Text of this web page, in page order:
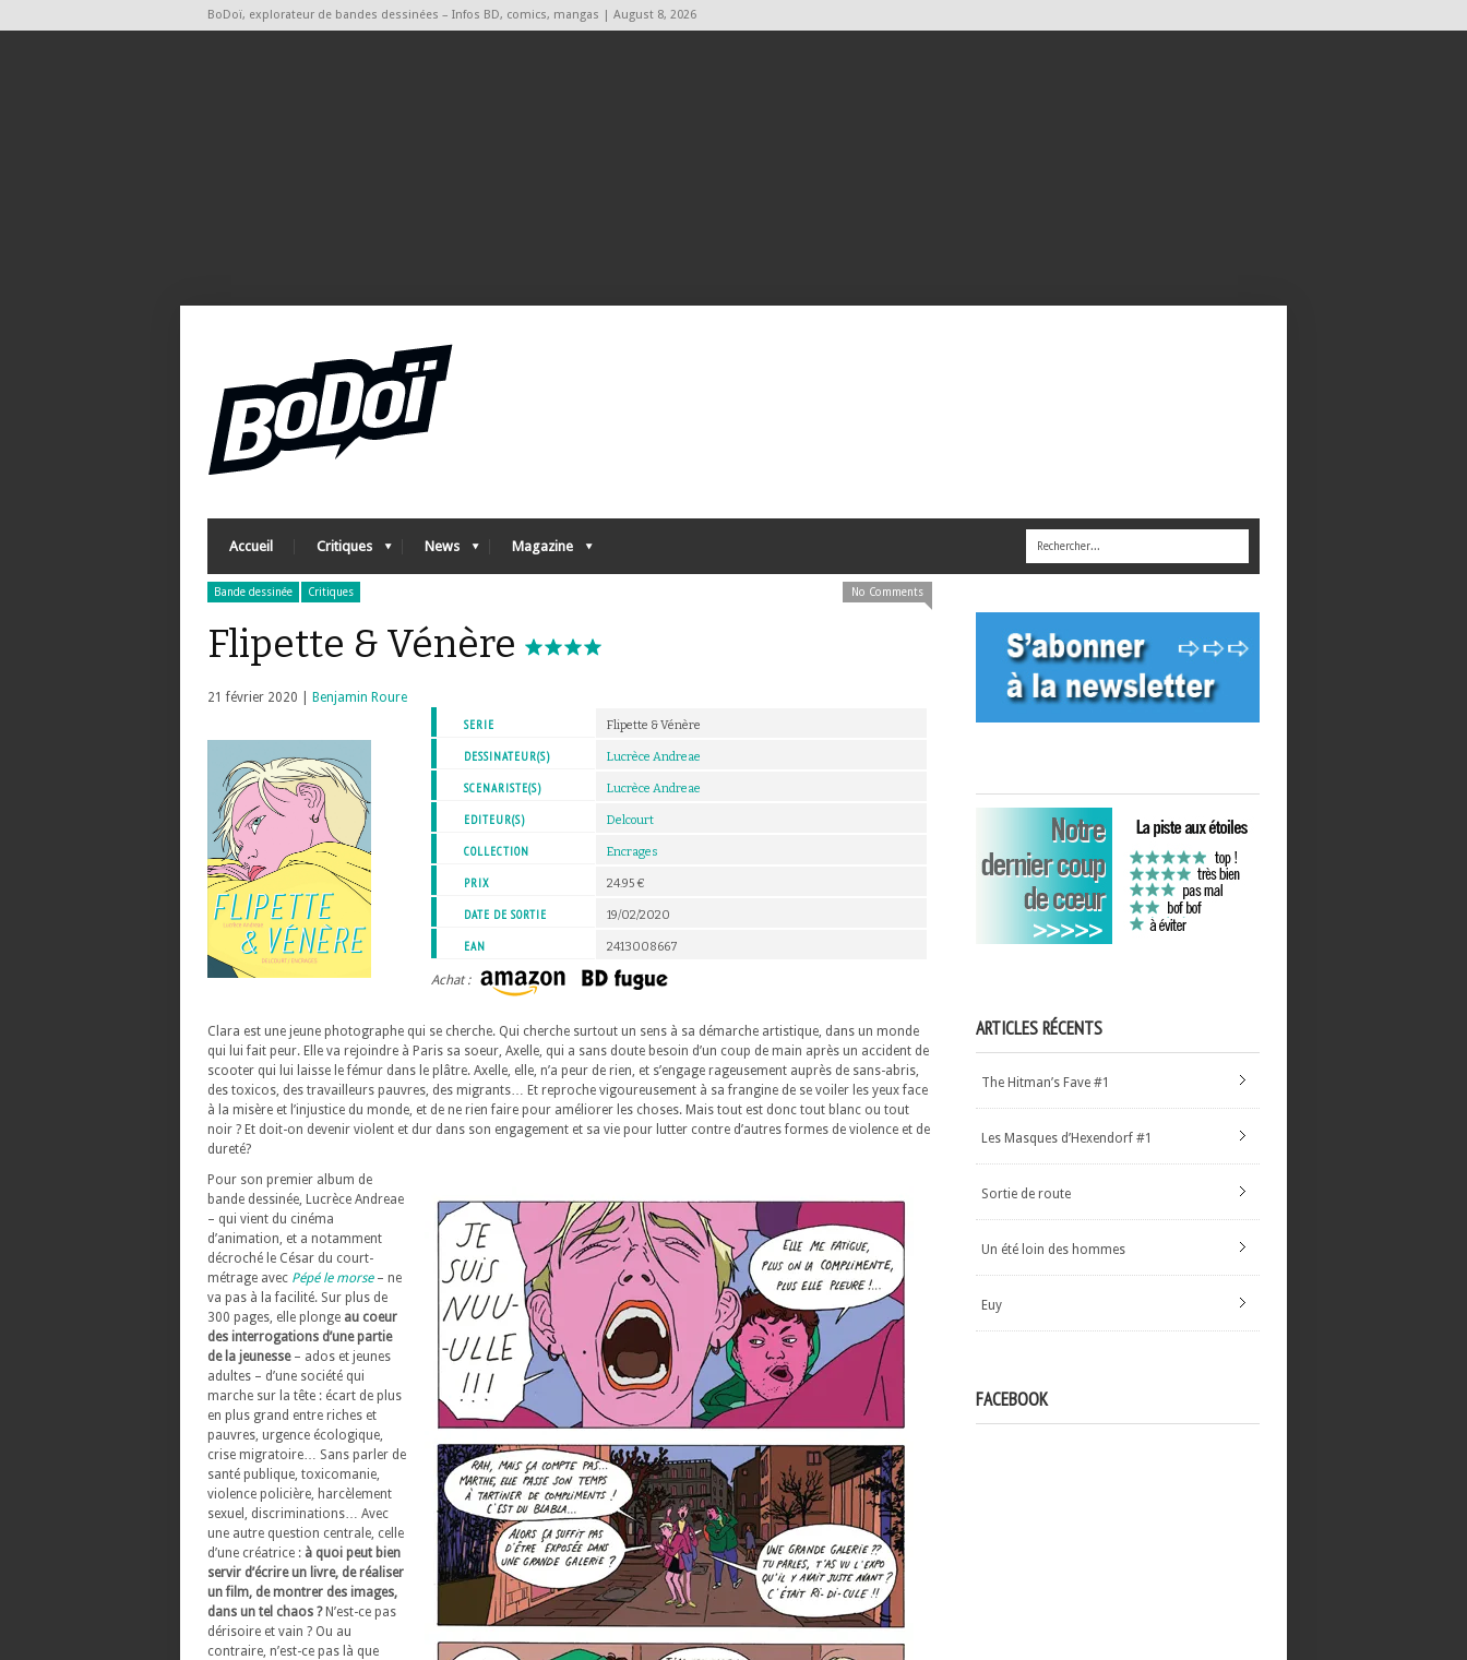
BoDoï, explorateur de bandes dessinées – Infos BD, comics, mangas | August 8, 2026
Accueil Critiques News Magazine
Bande dessinée Critiques No Comments
Flipette & Vénère
21 février 2020 |
Benjamin Roure
SERIE
Flipette & Vénère
DESSINATEUR(S) Lucrèce Andreae
SCENARISTE(S) Lucrèce Andreae
EDITEUR(S) Delcourt
COLLECTION Encrages
PRIX 24.95 €
DATE DE SORTIE 19/02/2020
EAN 2413008667
Achat :
Clara est une jeune photographe qui se cherche. Qui cherche surtout un sens à sa démarche artistique, dans un monde
qui lui fait peur. Elle va rejoindre à Paris sa soeur, Axelle, qui a sans doute besoin d’un coup de main après un accident de
scooter qui lui laisse le fémur dans le plâtre. Axelle, elle, n’a peur de rien, et s’engage rageusement auprès de sans-abris,
des toxicos, des travailleurs pauvres, des migrants… Et reproche vigoureusement à sa frangine de se voiler les yeux face
à la misère et l’injustice du monde, et de ne rien faire pour améliorer les choses. Mais tout est donc tout blanc ou tout
noir ? Et doit-on devenir violent et dur dans son engagement et sa vie pour lutter contre d’autres formes de violence et de
dureté?
Pour son premier album de
bande dessinée, Lucrèce Andreae
– qui vient du cinéma
d’animation, et a notamment
décroché le César du court-
métrage avec Pépé le morse– ne
va pas à la facilité. Sur plus de
300 pages, elle plonge au coeur
des interrogations d’une partie
de la jeunesse– ados et jeunes
adultes – d’une société qui
marche sur la tête : écart de plus
en plus grand entre riches et
pauvres, urgence écologique,
crise migratoire… Sans parler de
santé publique, toxicomanie,
violence policière, harcèlement
sexuel, discriminations… Avec
une autre question centrale, celle
d’une créatrice : à quoi peut bien
servir d’écrire un livre, de réaliser
un film, de montrer des images,
dans un tel chaos ?N’est-ce pas
dérisoire et vain ? Ou au
contraire, n’est-ce pas là que
ARTICLES RÉCENTS
The Hitman’s Fave #1
Les Masques d’Hexendorf #1
Sortie de route
Un été loin des hommes
Euy
FACEBOOK